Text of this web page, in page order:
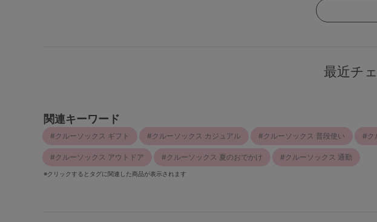
最近チ
関連キーワード
クルーソックス ギフト クルーソックス カジュアル クルーソックス 普段使い
クルーソックス アウトドア クルーソックス 夏のおでかけ クルーソックス 通勤
※クリックするとタグに関連した商品が表示されます